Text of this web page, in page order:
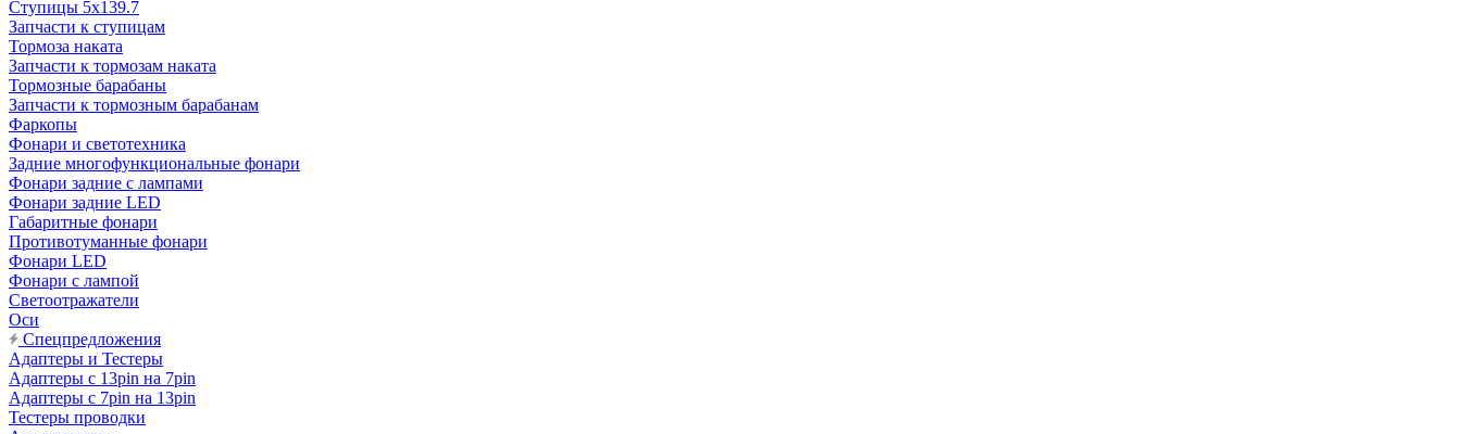
Ступицы 5x139.7
Запчасти к ступицам
Тормоза наката
Запчасти к тормозам наката
Тормозные барабаны
Запчасти к тормозным барабанам
Фаркопы
Фонари и светотехника
Задние многофункциональные фонари
Фонари задние с лампами
Фонари задние LED
Габаритные фонари
Противотуманные фонари
Фонари LED
Фонари с лампой
Светоотражатели
Оси
Спецпредложения
Адаптеры и Тестеры
Адаптеры с 13pin на 7pin
Адаптеры с 7pin на 13pin
Тестеры проводки